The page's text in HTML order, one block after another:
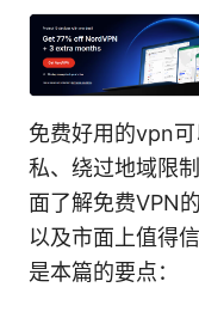
免费好用的vpn
私、绕过地域限
面了解免费VPN
以及市面上值得
是本篇的要点：